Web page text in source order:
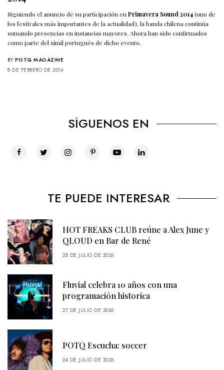
Siguiendo el anuncio de su participación enPrimavera Sound 2014(uno de
los festivales más importantes de la actualidad), la banda chilena continúa
sumando presencias en instancias mayores. Ahora han sido confirmados
como parte del símil portugués de dicho evento.
BY POTQ MAGAZINE
8 DE FEBRERO DE 2014
SÍGUENOS EN
TE PUEDE INTERESAR
HOT FREAKS CLUB reúne a Alex June y
QLOUD en Bar de René
28 DE JULIO DE 2026
Fluvial celebra 10 años con una
programación historica
27 DE JULIO DE 2026
POTQ Escucha: soccer
24 DE JULIO DE 2026